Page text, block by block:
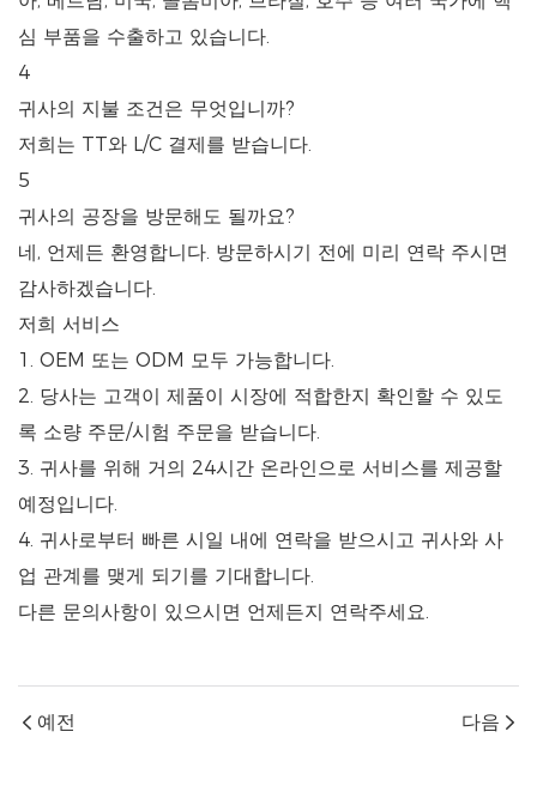
심 부품을 수출하고 있습니다.
4
귀사의 지불 조건은 무엇입니까?
저희는 TT와 L/C 결제를 받습니다.
5
귀사의 공장을 방문해도 될까요?
네, 언제든 환영합니다. 방문하시기 전에 미리 연락 주시면
감사하겠습니다.
저희 서비스
1. OEM 또는 ODM 모두 가능합니다.
2. 당사는 고객이 제품이 시장에 적합한지 확인할 수 있도
록 소량 주문/시험 주문을 받습니다.
3. 귀사를 위해 거의 24시간 온라인으로 서비스를 제공할
예정입니다.
4. 귀사로부터 빠른 시일 내에 연락을 받으시고 귀사와 사
업 관계를 맺게 되기를 기대합니다.
다른 문의사항이 있으시면 언제든지 연락주세요.
예전 다음